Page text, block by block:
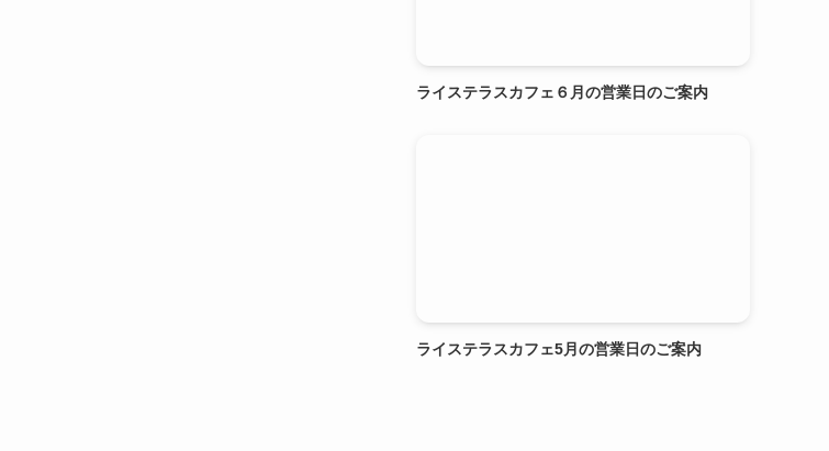
ライステラスカフェ６月の営業日のご案内
ライステラスカフェ5月の営業日のご案内